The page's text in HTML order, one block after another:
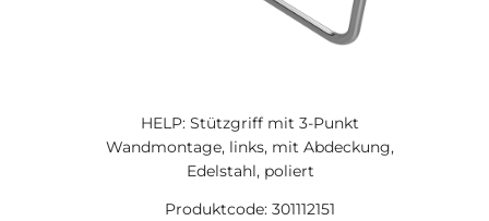
HELP: Stützgriff mit 3-Punkt
Wandmontage, links, mit Abdeckung,
Edelstahl, poliert
Produktcode: 301112151